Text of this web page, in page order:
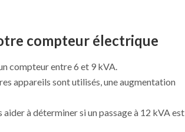
compteur électrique
compteur entre 6 et 9 kVA.
appareils sont utilisés, une augmentation
à déterminer si un passage à 12 kVA est